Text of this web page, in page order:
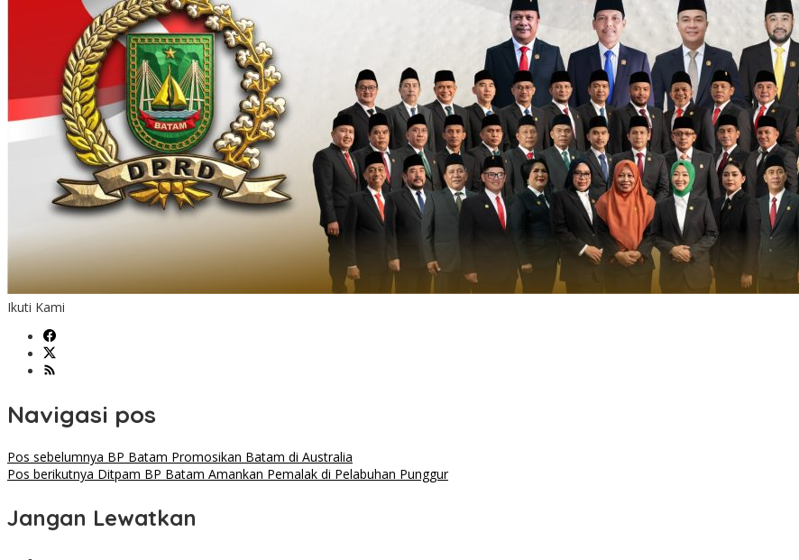
Ikuti Kami
Navigasi pos
Pos sebelumnya BP Batam Promosikan Batam di Australia
Pos berikutnya Ditpam BP Batam Amankan Pemalak di Pelabuhan Punggur
Jangan Lewatkan